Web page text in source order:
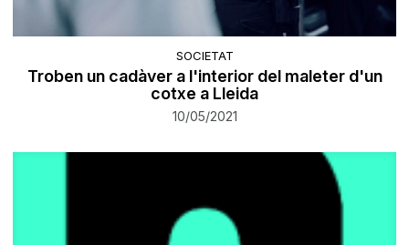
SOCIETAT
Troben un cadàver a l'interior del maleter d'un
cotxe a Lleida
10/05/2021